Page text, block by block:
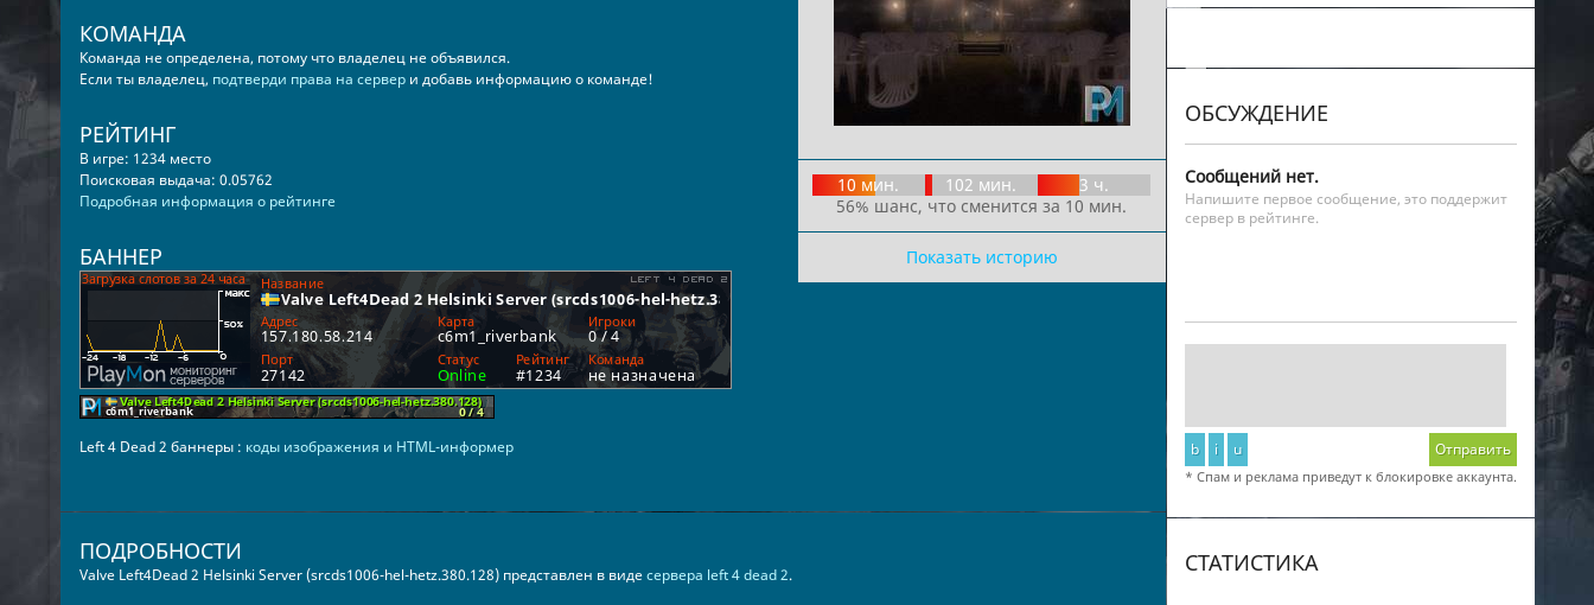
10 мин. 102 мин.
3 ч.
56% шанс, что сменится за 10 мин.
Показать историю
КОМАНДА
Команда не определена, потому что владелец не объявился.
Если ты владелец, подтверди права на сервери добавь информацию о команде!
РЕЙТИНГ
В игре: 1234 место
Поисковая выдача: 0.05762
Подробная информация о рейтинге
БАННЕР
Left 4 Dead 2 баннеры : коды изображения и HTML-информер
ПОДРОБНОСТИ
Valve Left4Dead 2 Helsinki Server (srcds1006-hel-hetz.380.128) представлен в видесервера left 4 dead 2.
ОБСУЖДЕНИЕ
Сообщений нет.
Напишите первое сообщение, это поддержит
сервер в рейтинге.
b i u Отправить
* Спам и реклама приведут к блокировке аккаунта.
СТАТИСТИКА